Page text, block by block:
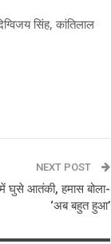
सिंह, कांतिलाल
NEXT POST
में घुसे आतंकी, हमास बोला-
‘अब बहुत हुआ’